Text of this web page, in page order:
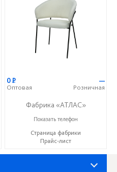
0Р
Оптовая
—
Розничная
Фабрика «АТЛАС»
+7 (937) 917-00-01
Показать телефон
Страница фабрики
Прайс-лист